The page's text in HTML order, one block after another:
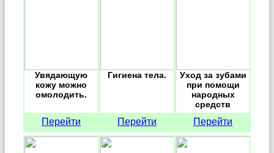
Увядающую
кожу можно
омолодить.
Перейти
Гигиена тела.
Перейти
Уход за зубами
при помощи
народных
средств
Перейти